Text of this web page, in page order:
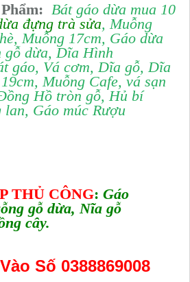
Bát gáo dừa mua 10
đựng trà sửa,Muỗng
,Muỗng 17cm, Gáo dừa
gỗ dừa, Dĩa Hình
gáo, Vá cơm,Dĩa gỗ,Dĩa
,Muỗng Cafe,vá sạn
Hồ tròn gỗ,Hủ bí
lan, Gáo múc Rượu
THỦ CÔNG: Gáo
gỗ dừa,Nĩa gỗ
cây.
Số 0388869008